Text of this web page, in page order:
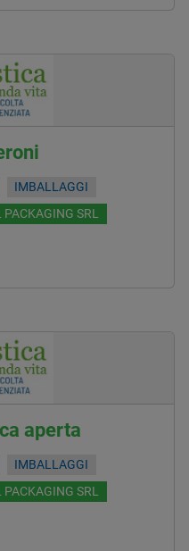
IMBALLAGGI
PACKAGING SRL
aperta
IMBALLAGGI
PACKAGING SRL